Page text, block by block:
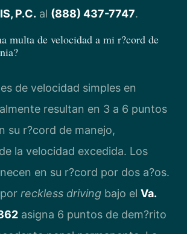
P.C. al (888) 437-7747.
multa de velocidad a mi r?cord de
de velocidad simples en
resultan en 3 a 6 puntos
su r?cord de manejo,
la velocidad excedida. Los
en su r?cord por dos a?os.
reckless driving bajo el Va.
asigna 6 puntos de dem?rito